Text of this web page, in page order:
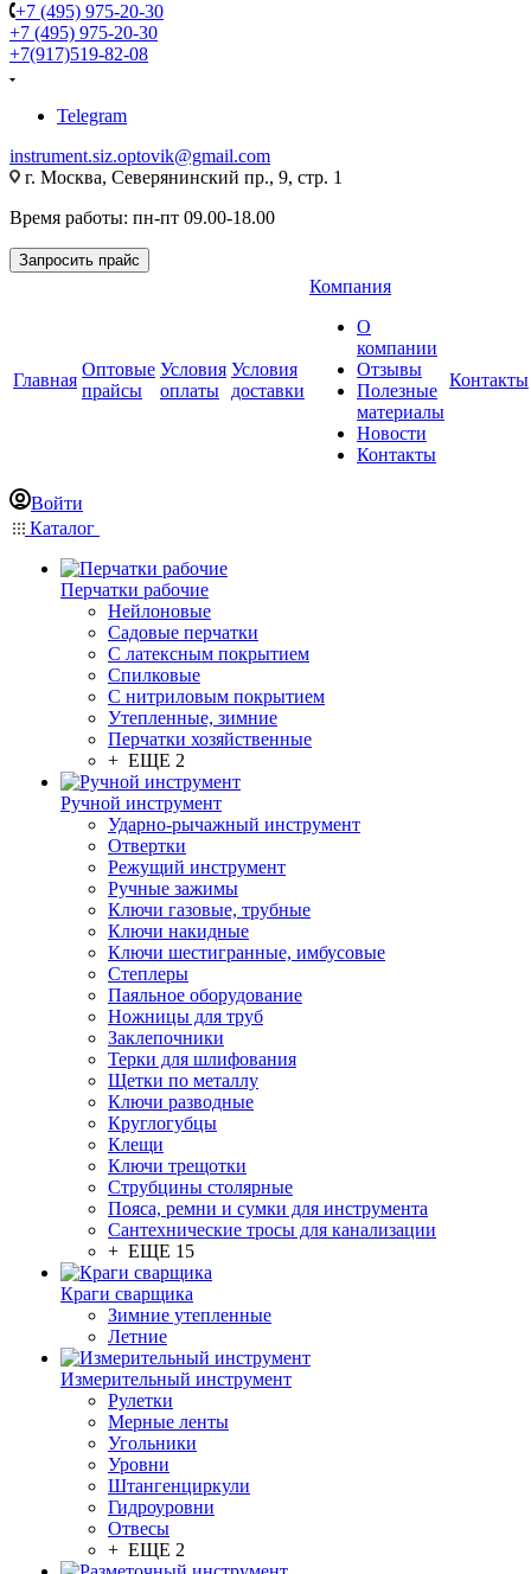
+7 (495) 975-20-30
+7 (495) 975-20-30
+7(917)519-82-08
Telegram
instrument.siz.optovik@gmail.com
г. Москва, Северянинский пр., 9, стр. 1
Время работы: пн-пт 09.00-18.00
Запросить прайс
Главная
Оптовые
прайсы
Условия
оплаты
Условия
доставки
Компания
О
компании
Отзывы
Полезные
материалы
Новости
Контакты
Контакты
Войти
Каталог
Перчатки рабочие
Нейлоновые
Садовые перчатки
С латексным покрытием
Cпилковые
С нитриловым покрытием
Утепленные, зимние
Перчатки хозяйственные
+ ЕЩЕ 2
Ручной инструмент
Ударно-рычажный инструмент
Отвертки
Режущий инструмент
Ручные зажимы
Ключи газовые, трубные
Ключи накидные
Ключи шестигранные, имбусовые
Степлеры
Паяльное оборудование
Ножницы для труб
Заклепочники
Терки для шлифования
Щетки по металлу
Ключи разводные
Круглогубцы
Клещи
Ключи трещотки
Струбцины столярные
Пояса, ремни и сумки для инструмента
Сантехнические тросы для канализации
+ ЕЩЕ 15
Краги сварщика
Зимние утепленные
Летние
Измерительный инструмент
Рулетки
Мерные ленты
Угольники
Уровни
Штангенциркули
Гидроуровни
Отвесы
+ ЕЩЕ 2